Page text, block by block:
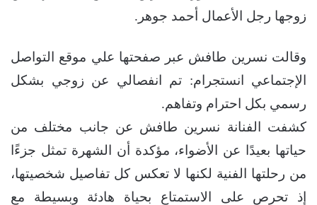
زوجها رجل الأعمال أحمد جوهر.
وقالت نسرين طافش عبر صفحتها علي موقع التواصل
الإجتماعي انستجرام: تم انفصالي عن زوجي بشكل
رسمي بكل احترام وتفاهم.
كشفت الفنانة نسرين طافش عن جانب مختلف من
حياتها بعيدًا عن الأضواء، مؤكدة أن الشهرة تمثل جزءًا
من رحلتها الفنية لكنها لا تعكس كل تفاصيل شخصيتها،
إذ تحرص على الاستمتاع بحياة هادئة وبسيطة مع